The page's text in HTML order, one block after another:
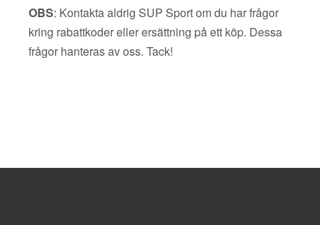
OBS: Kontakta aldrig SUP Sport om du har frågor
kring rabattkoder eller ersättning på ett köp. Dessa
frågor hanteras av oss. Tack!